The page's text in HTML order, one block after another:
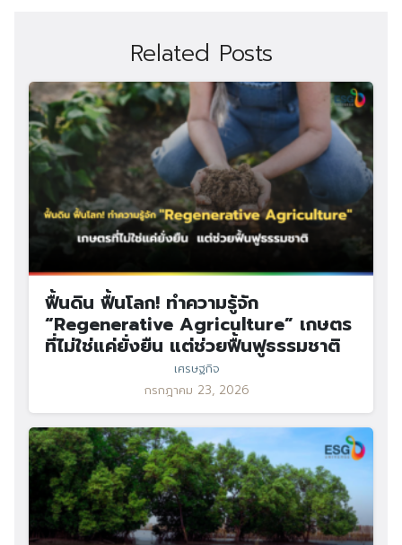
Search
Related Posts
ฟื้นดิน ฟื้นโลก! ทำความรู้จัก
“Regenerative Agriculture” เกษตร
ที่ไม่ใช่แค่ยั่งยืน แต่ช่วยฟื้นฟูธรรมชาติ
เศรษฐกิจ
กรกฎาคม 23, 2026